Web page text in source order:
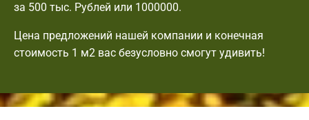
за 500 тыс. Рублей или 1000000.
Цена предложений нашей компании и конечная
стоимость 1 м2 вас безусловно смогут удивить!